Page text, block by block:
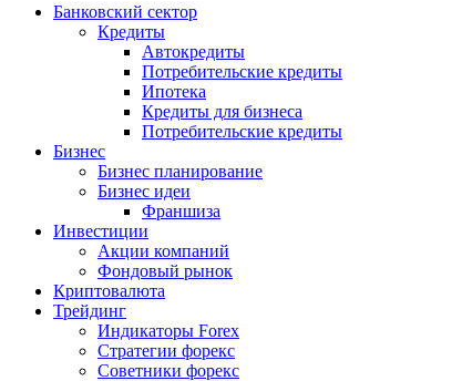
Банковский сектор
Кредиты
Автокредиты
Потребительские кредиты
Ипотека
Кредиты для бизнеса
Потребительские кредиты
Бизнес
Бизнес планирование
Бизнес идеи
Франшиза
Инвестиции
Акции компаний
Фондовый рынок
Криптовалюта
Трейдинг
Индикаторы Forex
Стратегии форекс
Советники форекс